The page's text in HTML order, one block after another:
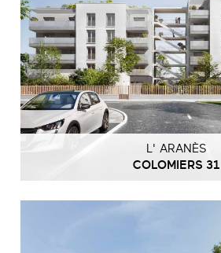
L' ARANÈS
COLOMIERS 31